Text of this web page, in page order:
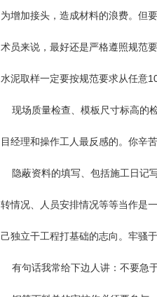
为增加接头，造成材料的浪费。但
术员来说，最好还是严格遵照规范
水泥取样一定要按规范要求从任意
现场质量检查、模板尺寸标高的
目经理和操作工人最反感的。你辛
隐蔽资料的填写、包括施工日记
转情况、人员安排情况等等当作是
己独立干工程打基础的志向。牢骚
有句话我常给下边人讲：不要急